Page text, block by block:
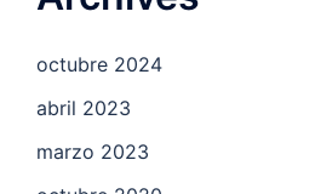
octubre 2024
abril 2023
marzo 2023